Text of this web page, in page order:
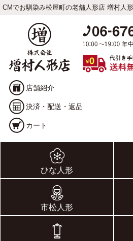
CMでお馴染み松屋町の老舗人形店 増村人
店舗紹介
決済・配送・返品
カート
ひな人形
市松人形